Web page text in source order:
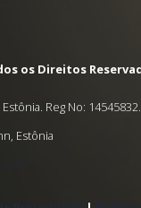
os Direitos
Reg No: 14545832.
Estônia